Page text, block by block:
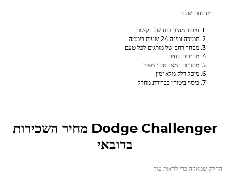
היתרונות שלנו:
עיבוד מהיר ונוח של בקשות
תמיכה זמינה 24 שעות ביממה
מבחר רחב של מותגים לכל טעם
מחירים נוחים
מכוניות במצב טכני מצוין
מיכל דלק מלא זמין
כיסוי ביטוחי כברירת מחדל
Dodge Challenger מחיר השכירות
בדובאי
החלק שמאלה כדי לראות עוד